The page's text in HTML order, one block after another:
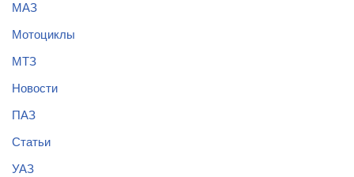
МАЗ
Мотоциклы
МТЗ
Новости
ПАЗ
Статьи
УАЗ